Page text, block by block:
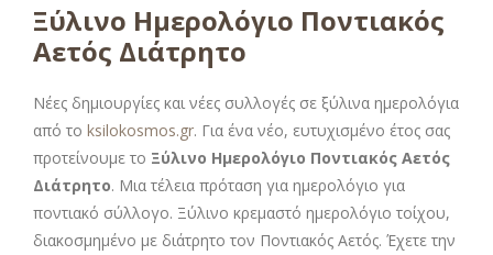
Ξύλινο Ημερολόγιο Ποντιακός
Αετός Διάτρητο
Νέες δημιουργίες και νέες συλλογές σε ξύλινα ημερολόγια
από το ksilokosmos.gr. Για ένα νέο, ευτυχισμένο έτος σας
προτείνουμε το Ξύλινο Ημερολόγιο Ποντιακός Αετός
Διάτρητο. Μια τέλεια πρόταση για ημερολόγιο για
ποντιακό σύλλογο. Ξύλινο κρεμαστό ημερολόγιο τοίχου,
διακοσμημένο με διάτρητο τον Ποντιακός Αετός. Έχετε την